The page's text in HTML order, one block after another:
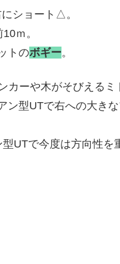
ショート△。
ｍ。
トのボギー。
ーや木がそびえるミ
型UTで右への大きな
UTで今度は方向性を